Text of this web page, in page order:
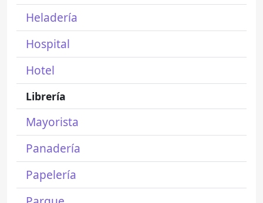
Heladería
Hospital
Hotel
Librería
Mayorista
Panadería
Papelería